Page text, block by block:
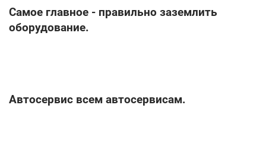
Самое главное - правильно заземлить
оборудование.
Автосервис всем автосервисам.